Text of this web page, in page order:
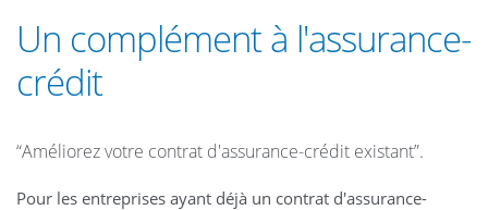
Un complément à l'assurance-
crédit
“Améliorez votre contrat d'assurance-crédit existant”.
Pour les entreprises ayant déjà un contrat d'assurance-